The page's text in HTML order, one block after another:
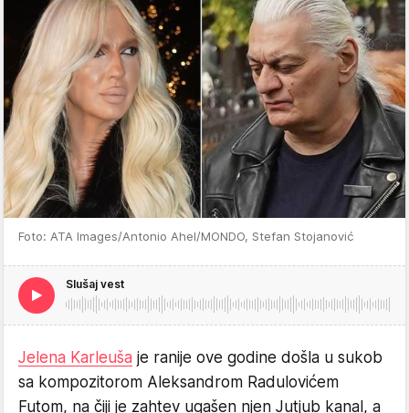
Foto: ATA Images/Antonio Ahel/MONDO, Stefan Stojanović
Slušaj vest
Jelena Karleuša je ranije ove godine došla u sukob
sa kompozitorom Aleksandrom Radulovićem
Futom, na čiji je zahtev ugašen njen Jutjub kanal, a